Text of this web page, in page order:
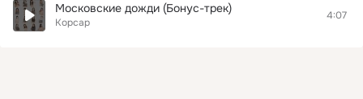
Московские дожди (Бонус-трек)
Корсар
4:07